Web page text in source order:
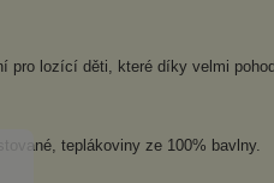
pro lozící děti, které díky velmi
teplákoviny ze 100% bavlny.